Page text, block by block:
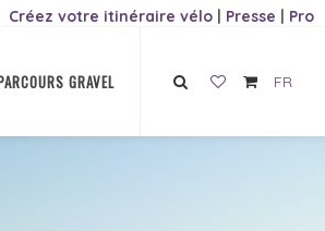
Créez votre itinéraire vélo | Presse | Pro
GRAVEL FR